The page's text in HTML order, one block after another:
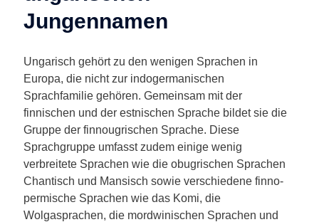
Jungennamen
Ungarisch gehört zu den wenigen Sprachen in
Europa, die nicht zur indogermanischen
Sprachfamilie gehören. Gemeinsam mit der
finnischen und der estnischen Sprache bildet sie die
Gruppe der finnougrischen Sprache. Diese
Sprachgruppe umfasst zudem einige wenig
verbreitete Sprachen wie die obugrischen Sprachen
Chantisch und Mansisch sowie verschiedene finno-
permische Sprachen wie das Komi, die
Wolgasprachen, die mordwinischen Sprachen und